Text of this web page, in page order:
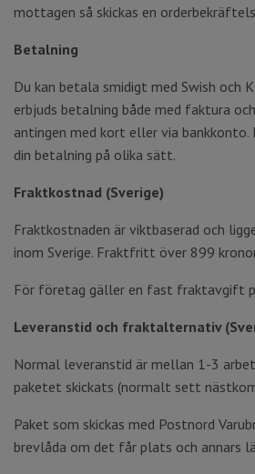
mottagen så skickas en
Betalning
Du kan betala smidigt med Swish och
erbjuds betalning både med faktura
antingen med kort eller via bankkonto.
din betalning på olika sätt.
Fraktkostnad (Sverige)
Fraktkostnaden är viktbaserad och
inom Sverige. Fraktfritt över 899
För företag gäller en fast fraktavgift
Leveranstid och fraktalternativ
Normal leveranstid är mellan 1-3
paketet skickats (normalt sett
Paket som skickas med Postnord
brevlåda om det får plats och annars